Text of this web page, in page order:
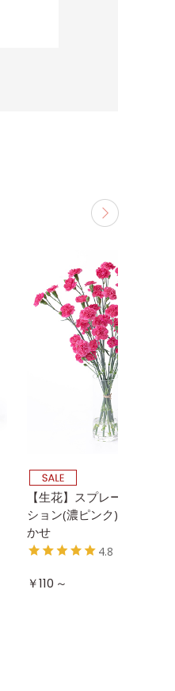
【生花】スプレーカーネー
ション(濃ピンク) 品種おま
かせ
4.8
￥110 ～